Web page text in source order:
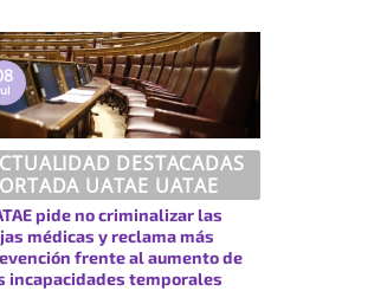
DESTACADAS
UATAE UATAE
pide no criminalizar las
médicas y reclama más
frente al aumento de
incapacidades temporales